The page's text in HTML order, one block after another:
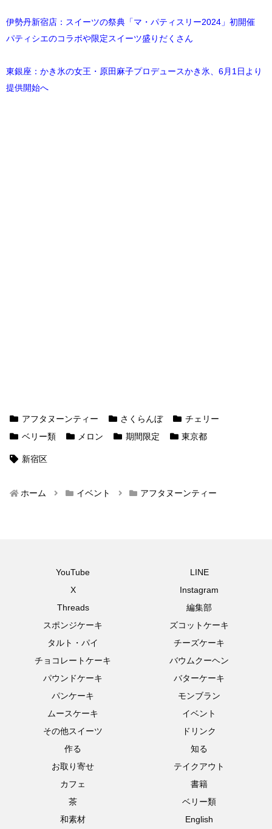
伊勢丹新宿店：スイーツの祭典「マ・パティスリー2024」初開催
パティシエのコラボや限定スイーツ盛りだくさん
東銀座：かき氷の女王・原田麻子プロデュースかき氷、6月1日より
提供開始へ
アフタヌーンティー さくらんぼ
チェリー
ベリー類
メロン 期間限定 東京都
新宿区
ホーム イベント アフタヌーンティー
YouTube
LINE
X
Instagram
Threads
編集部
スポンジケーキ
ズコットケーキ
タルト・パイ
チーズケーキ
チョコレートケーキ
バウムクーヘン
パウンドケーキ
バターケーキ
パンケーキ
モンブラン
ムースケーキ
イベント
その他スイーツ
ドリンク
作る
知る
お取り寄せ
テイクアウト
カフェ
書籍
茶
ベリー類
和素材
English